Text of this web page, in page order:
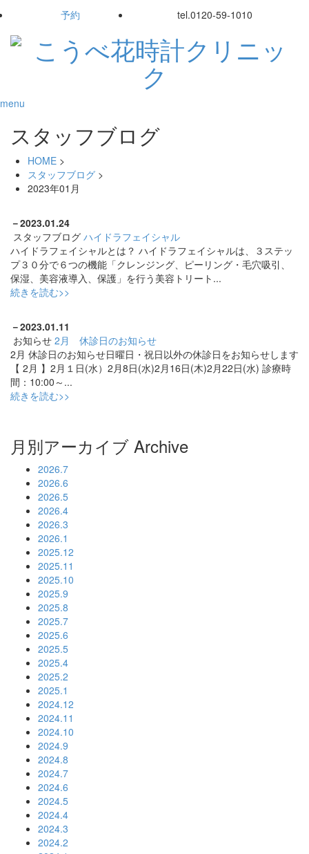
予約 tel.0120-59-1010
menu
スタッフブログ
HOME >
スタッフブログ >
2023年01月
－2023.01.24
スタッフブログ ハイドラフェイシャル
ハイドラフェイシャルとは？ ハイドラフェイシャルは、３ステッ
プ３０分で６つの機能「クレンジング、ピーリング・毛穴吸引、
保湿、美容液導入、保護」を行う美容トリート...
続きを読む>>
－2023.01.11
お知らせ 2月 休診日のお知らせ
2月 休診日のお知らせ日曜日・祝日以外の休診日をお知らせします
【 2月 】2月１日(水）2月8日(水)2月16日(木)2月22日(水) 診療時
間：10:00～...
続きを読む>>
月別アーカイブ Archive
2026.7
2026.6
2026.5
2026.4
2026.3
2026.1
2025.12
2025.11
2025.10
2025.9
2025.8
2025.7
2025.6
2025.5
2025.4
2025.2
2025.1
2024.12
2024.11
2024.10
2024.9
2024.8
2024.7
2024.6
2024.5
2024.4
2024.3
2024.2